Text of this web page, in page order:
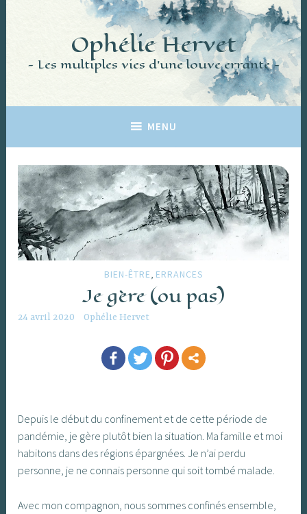
principal
Ophélie Hervet
Les multiples vies d'une louve errante
MENU
BIEN-ÊTRE ERRANCES
Je gère (ou pas)
24 avril 2020 Ophélie Hervet
Depuis le début du confinement et de cette période de
pandémie, je gère plutôt bien la situation. Ma famille et moi
habitons dans des régions épargnées. Je n’ai perdu
personne, je ne connais personne qui soit tombé malade.
Avec mon compagnon, nous sommes confinés ensemble,